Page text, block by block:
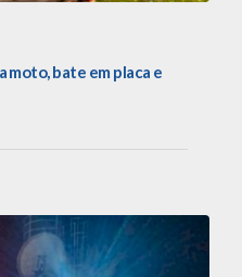
moto, bate em placa e